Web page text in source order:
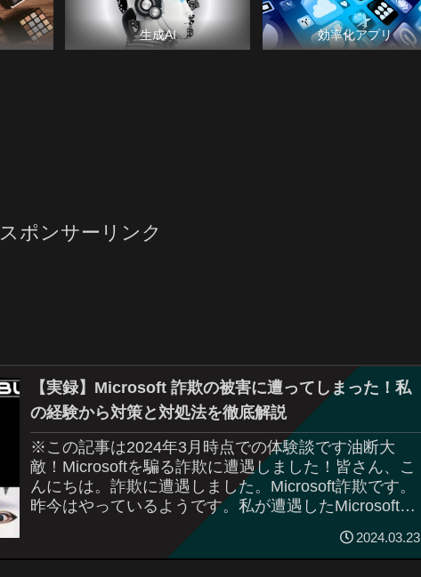
生成AI
効率化アプリ
スポンサーリンク
【実録】Microsoft 詐欺の被害に遭ってしまった！私
の経験から対策と対処法を徹底解説
※この記事は2024年3月時点での体験談です油断大
敵！Microsoftを騙る詐欺に遭遇しました！皆さん、こ
んにちは。詐欺に遭遇しました。Microsoft詐欺です。
昨今はやっているようです。私が遭遇したMicrosoft詐
2024.03.23